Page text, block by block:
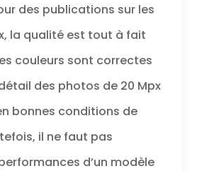
télécharger
l'application sur
votre téléphone
ou votre tablette
connecter à
d'action. La
connectivité Wi-
Fi se situe entre 8
et 15 mètres à
des publications sur les
la qualité est tout à fait
couleurs sont correctes
des photos de 20 Mpx
bonnes conditions de
il ne faut pas
d’un modèle